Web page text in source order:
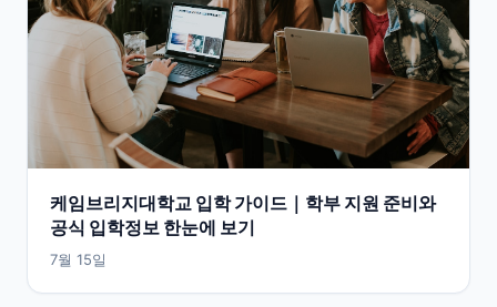
케임브리지대학교 입학 가이드｜학부 지원 준비와
공식 입학정보 한눈에 보기
7월 15일